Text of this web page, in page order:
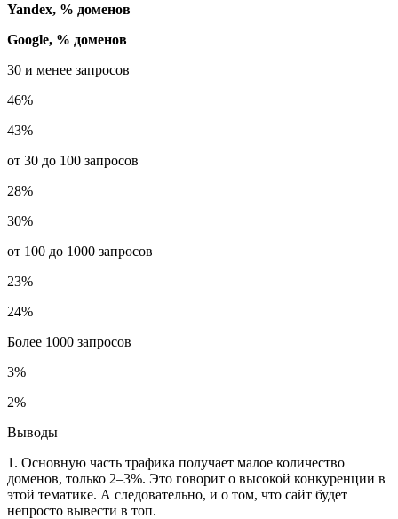
Yandex, % доменов
Google, % доменов
30 и менее запросов
46%
43%
от 30 до 100 запросов
28%
30%
от 100 до 1000 запросов
23%
24%
Более 1000 запросов
3%
2%
Выводы
1. Основную часть трафика получает малое количество
доменов, только 2–3%. Это говорит о высокой конкуренции в
этой тематике. А следовательно, и о том, что сайт будет
непросто вывести в топ.